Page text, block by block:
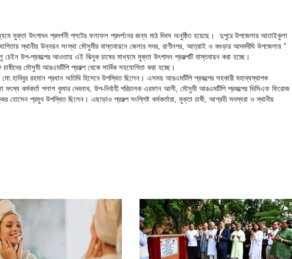
মুক্তা উৎপাদন প্রদর্শনী প্লটের ফলাফল প্রদর্শনের জন্য মাঠ দিবস অনুষ্ঠিত হয়েছে। দুপুরে উপজেলার আতাইকুলা
স্থানীয় উন্নয়ন সংস্থা মৌসুমীর বাস্তবায়নে জেলার সদর, রাণীনগর, আত্রাই ও বগুড়ার আদমদীঘি উপজেলায় “
উপ-প্রকল্পের আওতায় এই ঝিনুক চাষের মাধ্যমে মুক্তা উৎপাদন প্রকল্পটি বাস্তবায়ন করা হচ্ছে।
মৌসুমী আরএমটিপি প্রকল্প থেকে সার্বিক সহযোগিতা করা হচ্ছে।
রহমান প্রধান অতিথি হিসেবে উপস্থিত ছিলেন। এসময় আরএমটিপি প্রকল্পের সহকারী মহাব্যস্থাপক
কর্মকর্তা পলাশ কুমার দেবনাথ, উপ-নির্বাহী পরিচালক এরফান আলী, মৌসুমী আরএমটিপি প্রকল্পের ভিসিএফ ফিরোজ
প্রমুখ উপস্থিত ছিলেন। এছাড়াও প্রকল্প সংশ্লিষ্ট কর্মকর্তারা, মুক্তা চাষী, আগ্রহী সদস্যরা ও স্থানীয়